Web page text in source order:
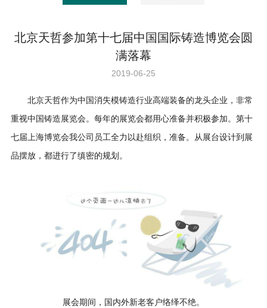
北京天哲参加第十七届中国国际铸造博览会圆
满落幕
2019-06-25
北京天哲作为中国消失模铸造行业高端装备的龙头企业，非常
重视中国铸造展览会。每年的展览会都用心准备并积极参加。第十
七届上海博览会我公司员工全力以赴组织，准备。从展台设计到展
品摆放，都进行了缜密的规划。
展会期间，国内外新老客户络绎不绝。